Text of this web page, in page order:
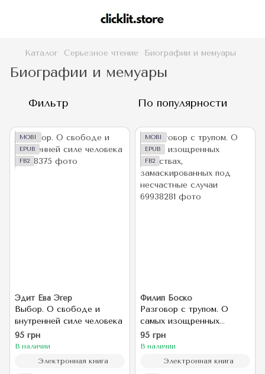
Каталог Серьезное чтение Биографии и мемуары
Биографии и мемуары
Фильтр По популярности
MOBI
EPUB
FB2
Эдит Ева Эгер
Выбор. О свободе и
внутренней силе человека
95 грн
В наличии
Электронная книга
MOBI
EPUB
FB2
Филип Боско
Разговор с трупом. О
самых изощренных
убийствах,
замаскированных под
несчастные случаи
95 грн
В наличии
Электронная книга